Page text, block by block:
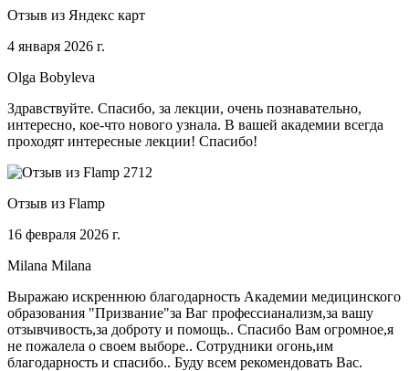
Отзыв из Яндекс карт
4 января 2026 г.
Olga Bobyleva
Здравствуйте. Спасибо, за лекции, очень познавательно,
интересно, кое-что нового узнала. В вашей академии всегда
проходят интересные лекции! Спасибо!
Отзыв из Flamp
16 февраля 2026 г.
Milana Milana
Выражаю искреннюю благодарность Академии медицинского
образования "Призвание"за Ваг профессианализм,за вашу
отзывчивость,за доброту и помощь.. Спасибо Вам огромное,я
не пожалела о своем выборе.. Сотрудники огонь,им
благодарность и спасибо.. Буду всем рекомендовать Вас.